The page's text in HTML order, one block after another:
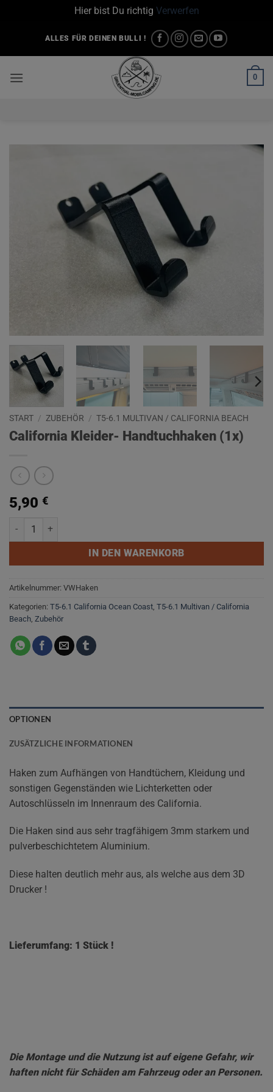
Hier bist Du richtig Verwerfen
springen
ALLES FÜR DEINEN BULLI !
0
START / ZUBEHÖR / T5-6.1 MULTIVAN / CALIFORNIA BEACH
California Kleider- Handtuchhaken (1x)
5,90 €
California Kleider- Handtuchhaken (1x) Menge
IN DEN WARENKORB
Artikelnummer: VWHaken
Kategorien: T5-6.1 California Ocean Coast T5-6.1 Multivan / California
Beach Zubehör
OPTIONEN
ZUSÄTZLICHE INFORMATIONEN
Haken zum Aufhängen von Handtüchern, Kleidung und
sonstigen Gegenständen wie Lichterketten oder
Autoschlüsseln im Innenraum des California.
Die Haken sind aus sehr tragfähigem 3mm starkem und
pulverbeschichtetem Aluminium.
Diese halten deutlich mehr aus, als welche aus dem 3D
Drucker !
Lieferumfang: 1 Stück !
Die Montage und die Nutzung ist auf eigene Gefahr, wir
haften nicht für Schäden am Fahrzeug oder an Personen.